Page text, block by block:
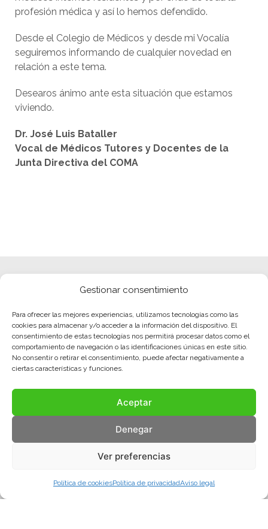
Gestionar consentimiento
Para ofrecer las mejores experiencias, utilizamos tecnologías como las
cookies para almacenar y/o acceder a la información del dispositivo. El
consentimiento de estas tecnologías nos permitirá procesar datos como el
comportamiento de navegación o las identificaciones únicas en este sitio.
No consentir o retirar el consentimiento, puede afectar negativamente a
ciertas características y funciones.
Aceptar
Denegar
Ver preferencias
Política de cookiesPolítica de privacidadAviso legal
profesión médica y así lo hemos defendido.
Desde el Colegio de Médicos y desde mi Vocalía
seguiremos informando de cualquier novedad en
relación a este tema.
Desearos ánimo ante esta situación que estamos
viviendo.
Dr. José Luis Bataller
Vocal de Médicos Tutores y Docentes de la
Junta Directiva del COMA